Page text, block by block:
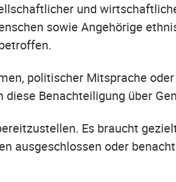
und
sowie Angehörige
politischer Mitsprache
Benachteiligung über
Es braucht
ausgeschlossen oder